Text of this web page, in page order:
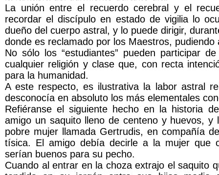
La unión entre el recuerdo cerebral y el
recordar el discípulo en estado de vigilia lo
dueño del cuerpo astral, y lo puede dirigir,
donde es reclamado por los Maestros,
No sólo los “estudiantes” pueden participar
cualquier religión y clase que, con recta
para la humanidad.
A este respecto, es ilustrativa la labor astral
desconocía en absoluto los más elementales
Refiéranse el siguiente hecho en la historia
amigo un saquito lleno de centeno y huevos,
pobre mujer llamada Gertrudis, en compañía
tísica. El amigo debía decirle a la mujer que
serían buenos para su pecho.
Cuando al entrar en la choza extrajo el saquito